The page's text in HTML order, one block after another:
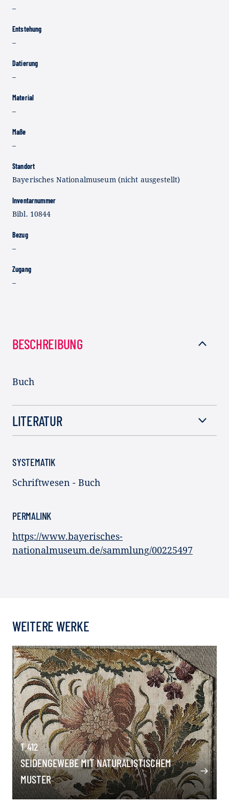
–
Entstehung
–
Datierung
–
Material
–
Maße
–
Standort
Bayerisches Nationalmuseum (nicht ausgestellt)
Inventarnummer
Bibl. 10844
Bezug
–
Zugang
–
BESCHREIBUNG
Buch
LITERATUR
SYSTEMATIK
Schriftwesen - Buch
PERMALINK
https://www.bayerisches-
nationalmuseum.de/sammlung/00225497
WEITERE WERKE
T 412
SEIDENGEWEBE MIT NATURALISTISCHEM
MUSTER